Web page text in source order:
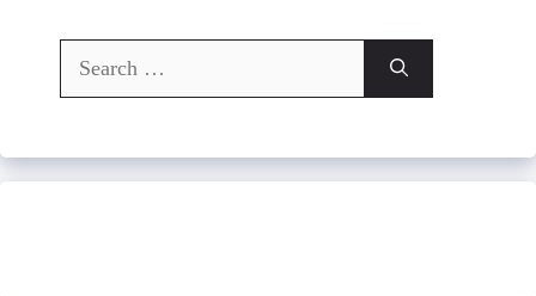
Search
for: